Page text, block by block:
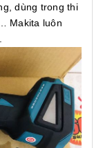
dùng trong thi
Makita luôn